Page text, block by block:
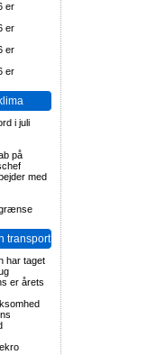
er
er
er
er
i juli
på
med
transport
har taget
er årets